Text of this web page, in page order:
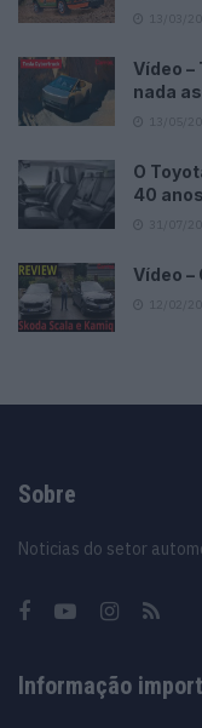
Vídeo –
nada
O
40
Vídeo –
Sobre
Noticias do setor
Informação